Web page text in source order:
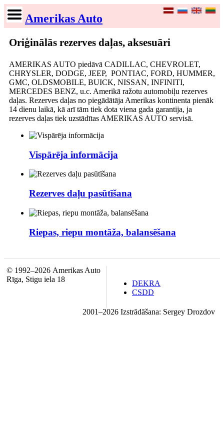
Amerikas Auto
Oriģinālās rezerves daļas, aksesuāri
AMERIKAS AUTO piedāvā CADILLAC, CHEVROLET,
CHRYSLER, DODGE, JEEP, PONTIAC, FORD, HUMMER,
GMC, OLDSMOBILE, BUICK, NISSAN, INFINITI,
MERCEDES BENZ, u.c. Amerikā ražotu automobiļu rezerves
daļas. Rezerves daļas no piegādātāja Amerikas kontinenta pienāk
14 dienu laikā, kā arī tām tiek dota viena gada garantija, ja
rezerves daļas tiek uzstādītas AMERIKAS AUTO servisā.
Vispārēja informācija
Rezerves daļu pasūtīšana
Riepas, riepu montāža, balansēšana
© 1992–2026 Amerikas Auto
Rīga, Stigu iela 18
DEKRA
CSDD
2001–2026 Izstrādāšana: Sergey Drozdov